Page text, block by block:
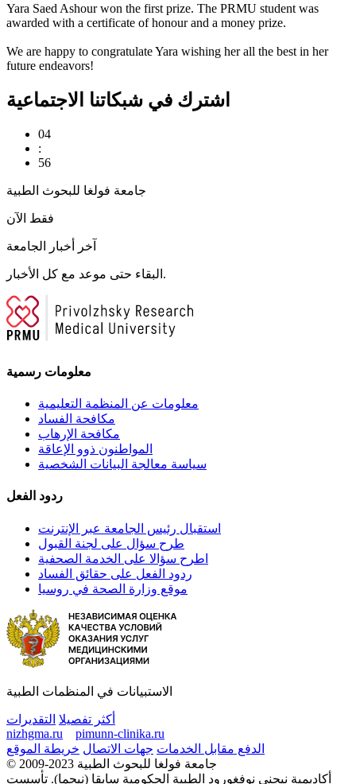
Yara Saed Ashour won the first prize. The PRMU student was
awarded with a certificate of honour and a money prize.
We are happy to congratulate Yara wishing her all the best in her
future endeavors!
اشترك في شبكاتنا الاجتماعية
04
:
56
جامعة فولغا للبحوث الطبية
فقط الآن
آخر أخبار الجامعة
البقاء حتى موعد مع كل الأخبار.
معلومات رسمية
معلومات عن المنظمة التعليمية
مكافحة الفساد
مكافحة الإرهاب
المواطنون ذوو الإعاقة
سياسة معالجة البيانات الشخصية
ردود الفعل
استقبال رئيس الجامعة عبر الإنترنت
طرح سؤال على لجنة القبول
اطرح سؤالا على الخدمة الصحفية
ردود الفعل على حقائق الفساد
موقع وزارة الصحة في روسيا
الاستبيانات في المنظمات الطبية
أكثر تفصيلا التقديرات
nizhgma.ru
pimunn-clinika.ru
الدفع مقابل الخدمات جهات الاتصال خريطة الموقع
© 2009-2023 جامعة فولغا للبحوث الطبية
أكاديمية نيجني نوفغورود الطبية الحكومية سابقا (نيجما). تأسست